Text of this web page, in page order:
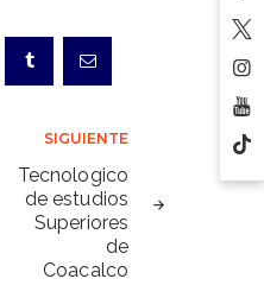
SIGUIENTE
Tecnologico
de estudios
Superiores
de
Coacalco